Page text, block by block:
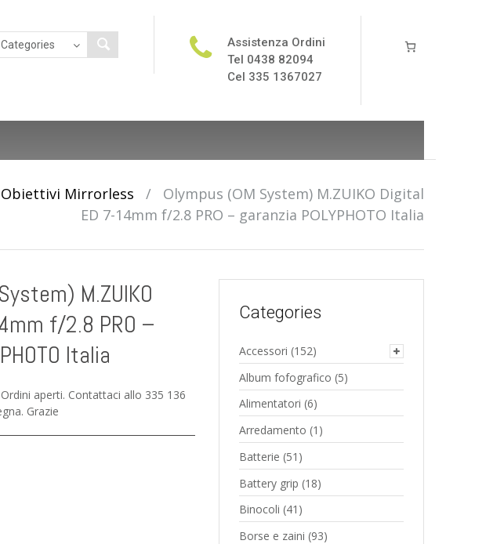
Assistenza Ordini
Tel 0438 82094
Cel 335 1367027
Obiettivi Mirrorless /
Olympus (OM System) M.ZUIKO Digital
ED 7-14mm f/2.8 PRO – garanzia POLYPHOTO Italia
M.ZUIKO
f/2.8 PRO –
Italia
aperti. Contattaci allo 335 136
Grazie
Categories
Accessori (152)
Album fofografico (5)
Alimentatori (6)
Arredamento (1)
Batterie (51)
Battery grip (18)
Binocoli (41)
Borse e zaini (93)